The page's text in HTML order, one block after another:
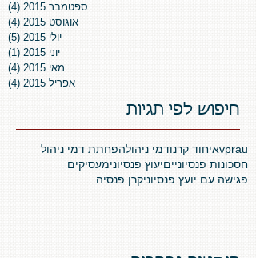
ספטמבר 2015
(4)
אוגוסט 2015
(4)
יולי 2015
(5)
יוני 2015
(1)
מאי 2015
(4)
אפריל 2015
(4)
חיפוש לפי תגיות
vprauאיחוד קרנודמי ניהולהפחתת דמי ניהול
חסכונות פנסיונייםיעוץ פנסיונימעסיקים
פגישה עם יועץ פנסיוניקרן פנסיה